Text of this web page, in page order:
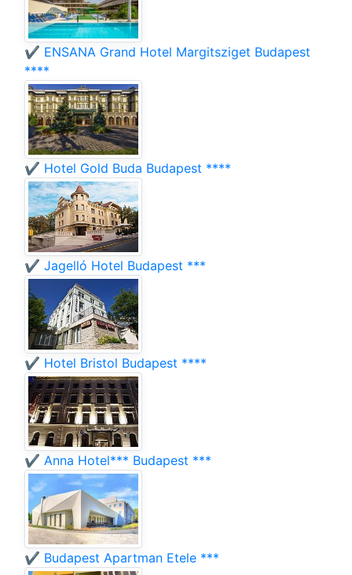
✔️ ENSANA Grand Hotel Margitsziget Budapest
****
✔️ Hotel Gold Buda Budapest ****
✔️ Jagelló Hotel Budapest ***
✔️ Hotel Bristol Budapest ****
✔️ Anna Hotel*** Budapest ***
✔️ Budapest Apartman Etele ***